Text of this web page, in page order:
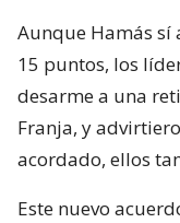
Aunque Hamás sí
15 puntos, los
desarme a una
Franja, y
acordado, ellos
Este nuevo